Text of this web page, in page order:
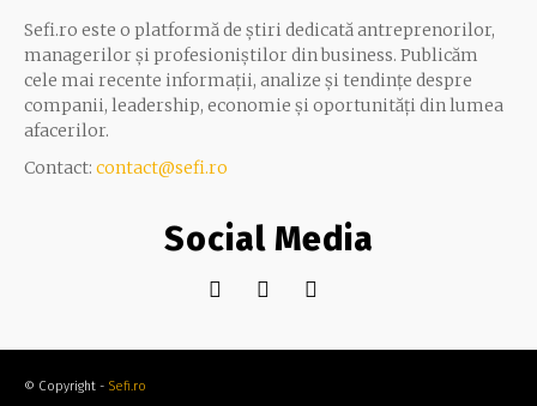
Sefi.ro este o platformă de știri dedicată antreprenorilor,
managerilor și profesioniștilor din business. Publicăm
cele mai recente informații, analize și tendințe despre
companii, leadership, economie și oportunități din lumea
afacerilor.
Contact: contact@sefi.ro
Social Media
© Copyright - Sefi.ro